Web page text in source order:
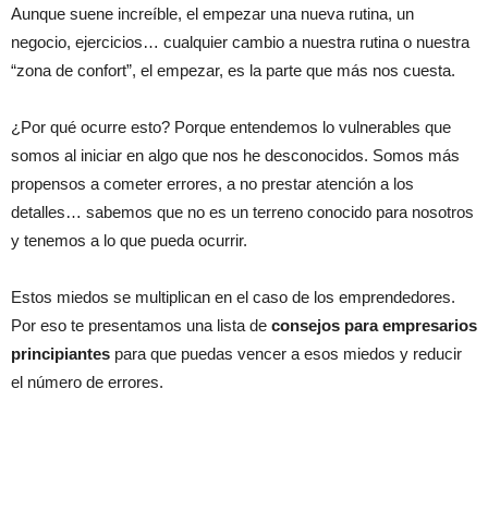
Aunque suene increíble, el empezar una nueva rutina, un
negocio, ejercicios… cualquier cambio a nuestra rutina o nuestra
“zona de confort”, el empezar, es la parte que más nos cuesta.
¿Por qué ocurre esto? Porque entendemos lo vulnerables que
somos al iniciar en algo que nos he desconocidos. Somos más
propensos a cometer errores, a no prestar atención a los
detalles… sabemos que no es un terreno conocido para nosotros
y tenemos a lo que pueda ocurrir.
Estos miedos se multiplican en el caso de los emprendedores.
Por eso te presentamos una lista de consejos para empresarios
principiantes para que puedas vencer a esos miedos y reducir
el número de errores.